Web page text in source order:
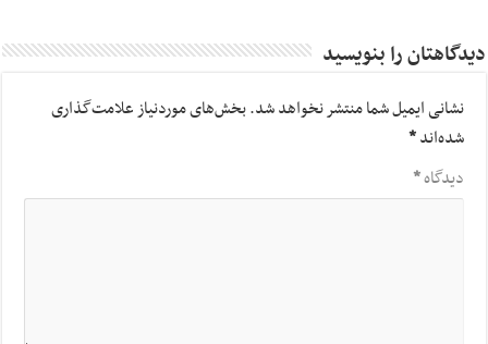
دیدگاهتان را بنویسید
نشانی ایمیل شما منتشر نخواهد شد.بخش‌های موردنیاز علامت‌گذاری
شده‌اند*
دیدگاه*